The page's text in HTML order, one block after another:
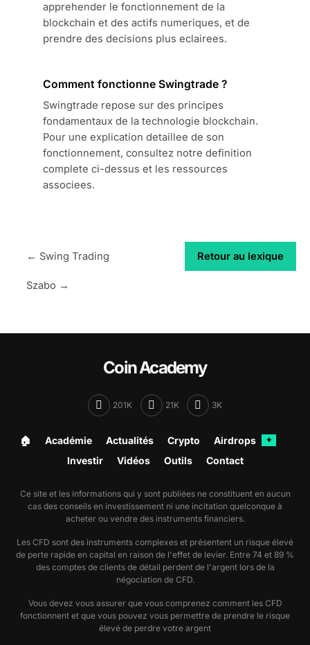
apprehender le fonctionnement de la
blockchain et des actifs numeriques, et de
prendre des decisions plus eclairees.
Comment fonctionne Swingtrade ?
Swingtrade repose sur des principes
fondamentaux de la technologie blockchain.
Pour une explication detaillee de son
fonctionnement, consultez notre definition
complete ci-dessus et les ressources
associees.
← Swing Trading Retour au lexique
Szabo →
Coin Academy
201K 21K 3K
🏠︎ Académie Actualités Crypto Airdrops ✦
Investir Vidéos Outils Contact
Ce site et les informations qui y sont publiées ne constituent en aucun
cas des conseils en investissement ni une incitation quelconque à
acheter ou vendre des instruments financiers.
Les CFD sont des instruments complexes et présentent un risque élevé
de perte rapide en capital en raison de l'effet de levier. Entre 74 et 89 %
des comptes de clients de détail perdent de l'argent lors de la
négociation de CFD.
Vous devez vous assurer que vous comprenez comment les CFD
fonctionnent et que vous pouvez vous permettre de prendre le risque
élevé de perdre votre argent